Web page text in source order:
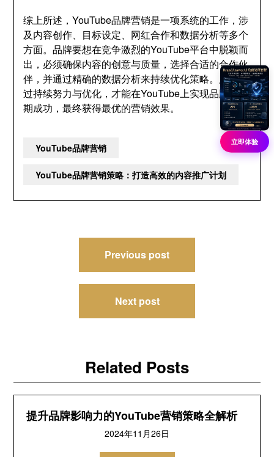
综上所述，YouTube品牌营销是一项系统的工作，涉
及内容创作、目标设定、网红合作和数据分析等多个
方面。品牌要想在竞争激烈的YouTube平台中脱颖而
出，必须确保内容的创意与质量，选择合适的合作伙
伴，并通过精确的数据分析来持续优化策略。只有通
过持续努力与优化，才能在YouTube上实现品牌的长
期成功，最终获得最优的营销效果。
YouTube品牌营销
YouTube品牌营销策略：打造高效的内容推广计划
Previous post
Next post
Related Posts
提升品牌影响力的YouTube营销策略全解析
2024年11月26日
立即体验